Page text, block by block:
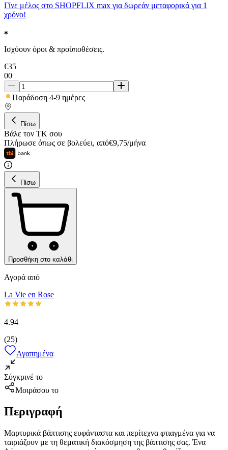
Γίνε μέλος στο SHOPFLIX max για δωρεάν μεταφορικά για 1
χρόνο!
Ισχύουν όροι & προϋποθέσεις.
€35
00
Παράδοση 4-9 ημέρες
Πίσω
Βάλε τον ΤΚ σου
Πλήρωσε όπως σε βολεύει, από€9,75/μήνα
Πίσω
Προσθήκη στο καλάθι
Αγορά από
La Vie en Rose
4.94
(25)
Αγαπημένα
Σύγκρινέ το
Μοιράσου το
Περιγραφή
Μαρτυρικά βάπτισης ευφάνταστα και περίτεχνα φτιαγμένα για να
ταιριάζουν με τη θεματική διακόσμηση της βάπτισης σας. Ένα